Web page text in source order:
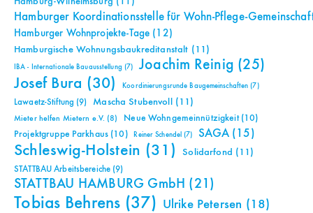
Hamburger Koordinationsstelle für Wohn-Pflege-
Hamburger Wohnprojekte-Tage (12)
Hamburgische Wohnungsbaukreditanstalt (11)
IBA - Internationale Bauausstellung (7) Joachim Reinig (25)
Josef Bura (30) Koordinierungsrunde Baugemeinschaften (7)
Lawaetz-Stiftung (9) Mascha Stubenvoll (11)
Mieter helfen Mietern e.V. (8) Neue Wohngemeinnützigkeit(10)
Projektgruppe Parkhaus (10) Reiner Schendel (7) SAGA(15)
Schleswig-Holstein (31) Solidarfond (11)
STATTBAU Arbeitsbereiche (9)
STATTBAU HAMBURG GmbH (21)
Tobias Behrens (37) Ulrike Petersen (18)